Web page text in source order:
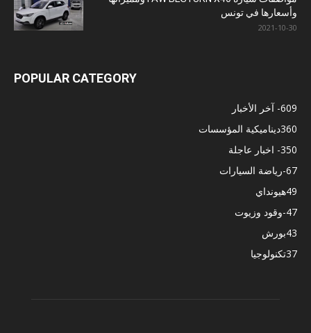
وأسعارها في تونس
2021-10-30
POPULAR CATEGORY
- آخر الأخبار609
ديناميكية المؤسسات360
- اخبار عاجلة350
-رياضة السيارات67
هيونداي49
-وقود وزيوت47
بورش43
تكنولوجيا37